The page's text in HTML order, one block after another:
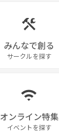
みんなで創る
サークルを探す
オンライン特集
イベントを探す